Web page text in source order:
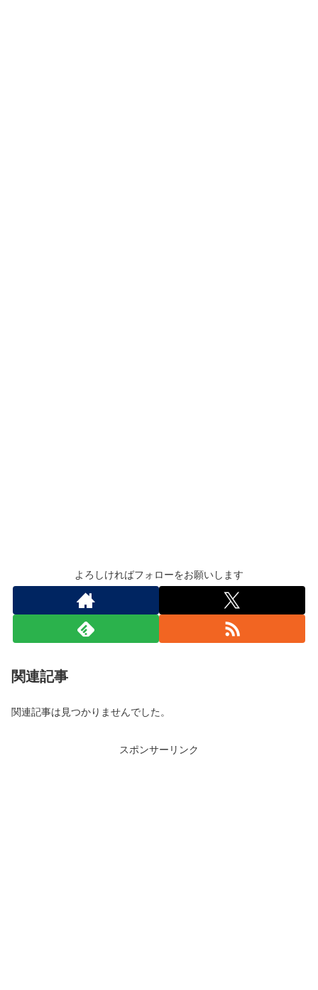
よろしければフォローをお願いします
関連記事
関連記事は見つかりませんでした。
スポンサーリンク